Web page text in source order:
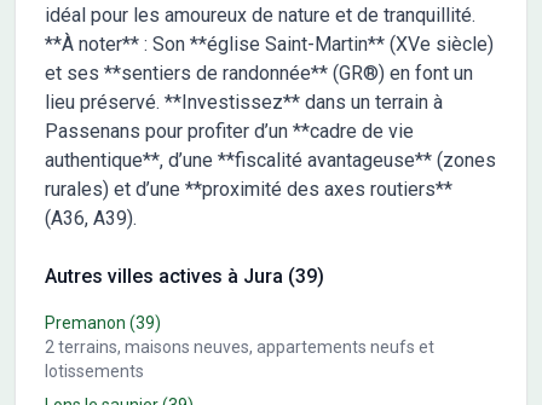
idéal pour les amoureux de nature et de tranquillité.
**À noter** : Son **église Saint-Martin** (XVe siècle)
et ses **sentiers de randonnée** (GR®) en font un
lieu préservé. **Investissez** dans un terrain à
Passenans pour profiter d’un **cadre de vie
authentique**, d’une **fiscalité avantageuse** (zones
rurales) et d’une **proximité des axes routiers**
(A36, A39).
Autres villes actives à Jura (39)
Premanon (39)
2 terrains, maisons neuves, appartements neufs et
lotissements